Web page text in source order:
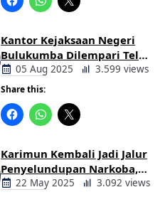
Kantor Kejaksaan Negeri
Bulukumba Dilempari Telur
dan Kotoran Sapi, Keluarga
Korban Lakalantas Tuntut
Keadilan
05 Aug 2025 3.599 views
Share this:
Karimun Kembali Jadi Jalur
Penyelundupan Narkoba,
Mahasiswa Desak Pemkab
22 May 2025 3.092 views